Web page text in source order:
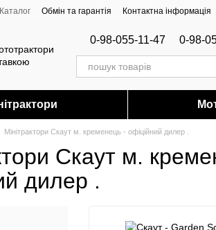
контенту
Каталог Обмін та гарантія Контактна інформація
0-98-055-11-47 0-98-
Мінітрактори Скаут м. кременець - офіційний дилер .
Скаут м.
дилер .